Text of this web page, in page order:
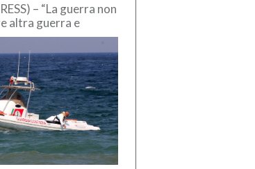
– “La guerra non
altra guerra e
sofferenze. E’ tempo